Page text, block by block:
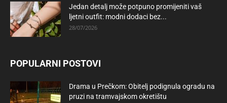
Jedan detalj može potpuno promijeniti vaš
ljetni outfit: modni dodaci bez...
28/07/2026
POPULARNI POSTOVI
Drama u Prečkom: Obitelj podignula ogradu na
pruzi na tramvajskom okretištu